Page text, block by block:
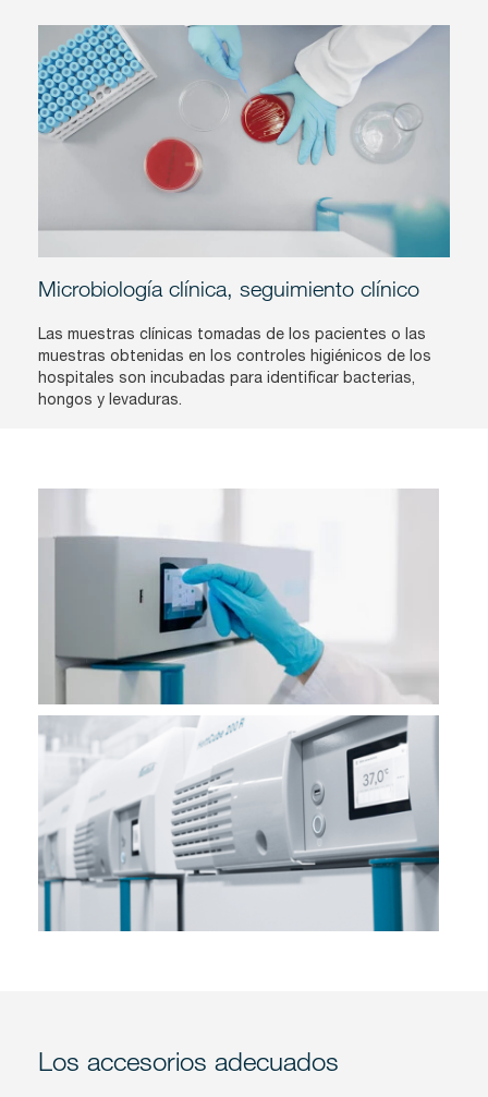
Microbiología clínica, seguimiento clínico
Las muestras clínicas tomadas de los pacientes o las
muestras obtenidas en los controles higiénicos de los
hospitales son incubadas para identificar bacterias,
hongos y levaduras.
Los accesorios adecuados